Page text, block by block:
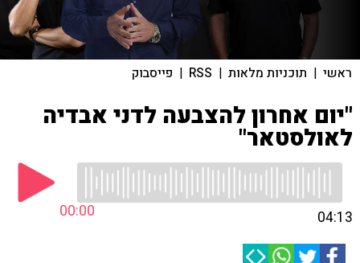
ראשי | תוכניות מלאות |
RSS
| פייסבוק
"יום אחרון להצבעה לדני אבדיה
לאולסטאר"
00:00 04:13